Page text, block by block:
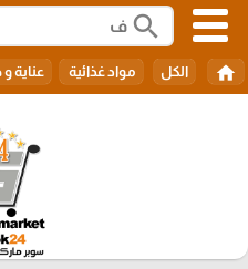
search
home الكل مواد غذائية عناية